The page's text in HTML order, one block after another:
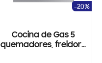
Cocina de Gas 5
quemadores, freidora
-20%